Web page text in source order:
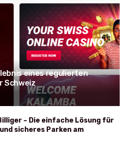
eines regulierten
Schweiz
– Die einfache Lösung für
sicheres Parken am